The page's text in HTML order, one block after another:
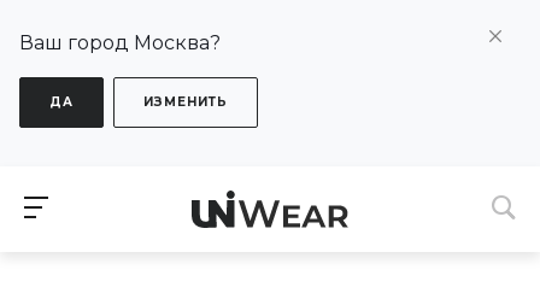
Ваш город Москва?
ДА ИЗМЕНИТЬ